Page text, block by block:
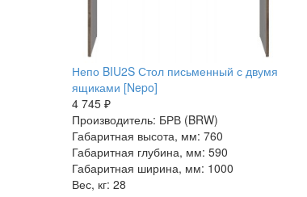
Непо BIU2S Стол письменный с двумя
ящиками [Nepo]
4 745 ₽
Производитель: БРВ (BRW)
Габаритная высота, мм: 760
Габаритная глубина, мм: 590
Габаритная ширина, мм: 1000
Вес, кг: 28